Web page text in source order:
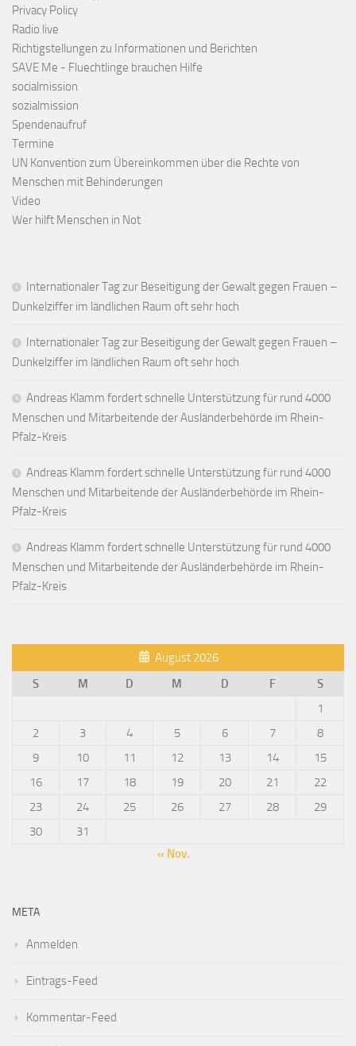
Privacy Policy
Radio live
Richtigstellungen zu Informationen und Berichten
SAVE Me - Fluechtlinge brauchen Hilfe
socialmission
sozialmission
Spendenaufruf
Termine
UN Konvention zum Übereinkommen über die Rechte von
Menschen mit Behinderungen
Video
Wer hilft Menschen in Not
Internationaler Tag zur Beseitigung der Gewalt gegen Frauen –
Dunkelziffer im ländlichen Raum oft sehr hoch
Internationaler Tag zur Beseitigung der Gewalt gegen Frauen –
Dunkelziffer im ländlichen Raum oft sehr hoch
Andreas Klamm fordert schnelle Unterstützung für rund 4000
Menschen und Mitarbeitende der Ausländerbehörde im Rhein-
Pfalz-Kreis
Andreas Klamm fordert schnelle Unterstützung für rund 4000
Menschen und Mitarbeitende der Ausländerbehörde im Rhein-
Pfalz-Kreis
Andreas Klamm fordert schnelle Unterstützung für rund 4000
Menschen und Mitarbeitende der Ausländerbehörde im Rhein-
Pfalz-Kreis
August 2026
S
M D M D F
S
1
2
3 4 5 6 7
8
9
10 11 12 13 14
15
16
17 18 19 20 21
22
23
24 25 26 27 28
29
30
31
« Nov.
META
Anmelden
Eintrags-Feed
Kommentar-Feed